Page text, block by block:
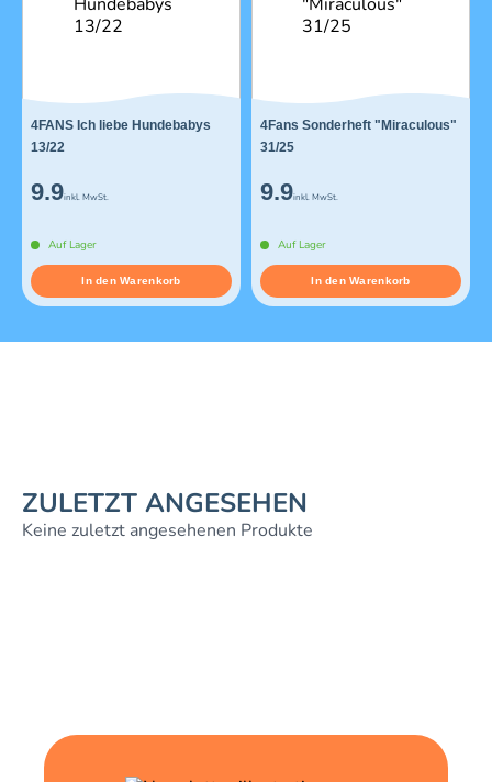
4FANS Ich liebe Hundebabys
13/22
9.9inkl. MwSt.
Auf Lager
In den Warenkorb
4Fans Sonderheft "Miraculous"
31/25
9.9inkl. MwSt.
Auf Lager
In den Warenkorb
ZULETZT ANGESEHEN
Keine zuletzt angesehenen Produkte